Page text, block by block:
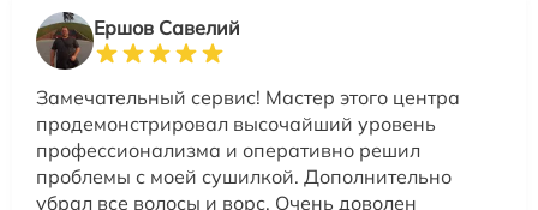
Ершов Савелий
Замечательный сервис! Мастер этого центра
продемонстрировал высочайший уровень
профессионализма и оперативно решил
проблемы с моей сушилкой. Дополнительно
убрал все волосы и ворс. Очень доволен